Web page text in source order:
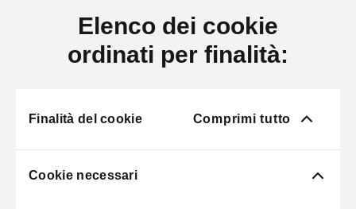
Elenco dei cookie
ordinati per finalità:
Finalità del cookie Comprimi tutto
Cookie necessari